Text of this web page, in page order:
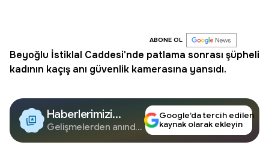
ABONE OL
Beyoğlu İstiklal Caddesi'nde patlama sonrası şüpheli
kadının kaçış anı güvenlik kamerasına yansıdı.
Haberlerimizi
Google'da Takip
Edin
Gelişmelerden anında
Google’da tercih edilen
kaynak olarak ekleyin